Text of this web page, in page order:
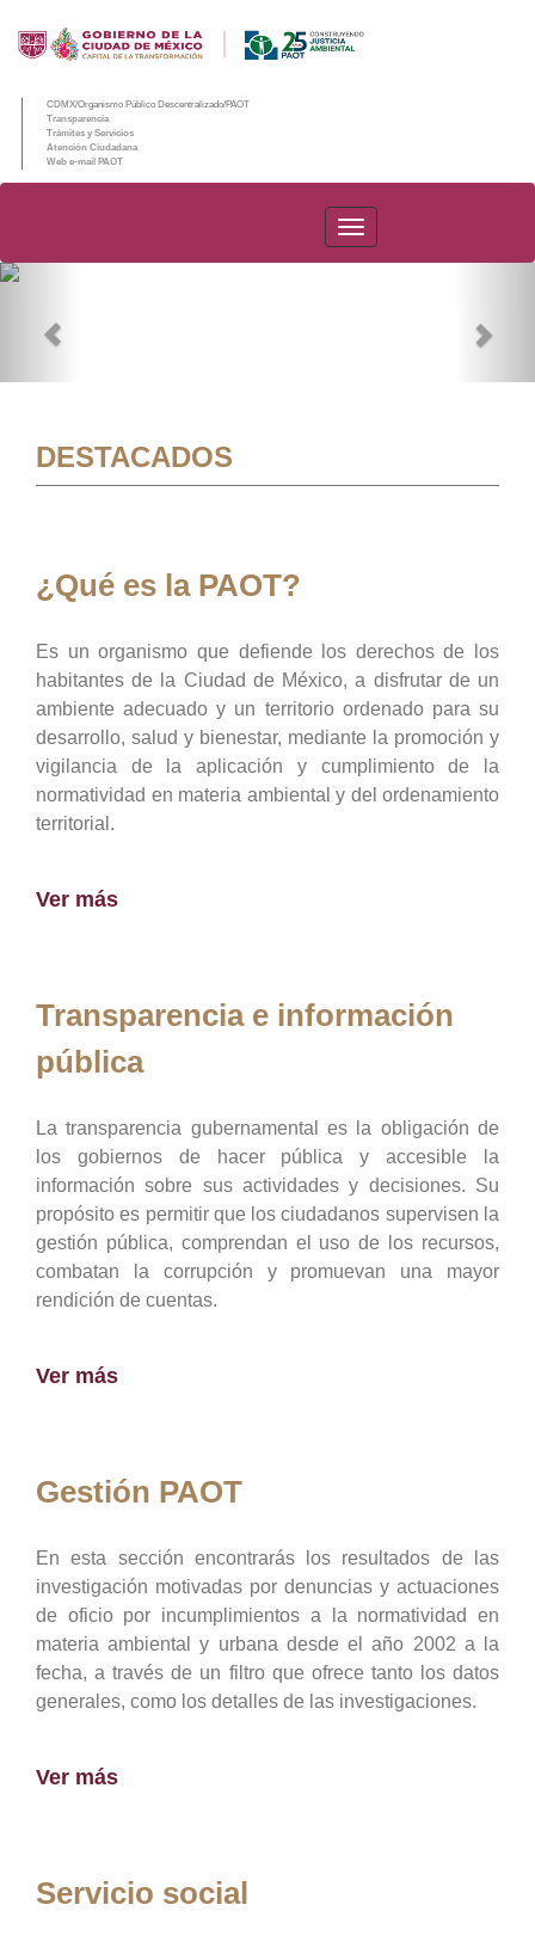
CDMX/Organismo Público Descentralizado/PAOT
Transparencia
Trámites y Servicios
Atención Ciudadana
Web e-mail PAOT
PAOT
DESTACADOS
¿Qué es la PAOT?
Es un organismo que defiende los derechos de los
habitantes de la Ciudad de México, a disfrutar de un
ambiente adecuado y un territorio ordenado para su
desarrollo, salud y bienestar, mediante la promoción y
vigilancia de la aplicación y cumplimiento de la
normatividad en materia ambiental y del ordenamiento
territorial.
Ver más
Transparencia e información
pública
La transparencia gubernamental es la obligación de
los gobiernos de hacer pública y accesible la
información sobre sus actividades y decisiones. Su
propósito es permitir que los ciudadanos supervisen la
gestión pública, comprendan el uso de los recursos,
combatan la corrupción y promuevan una mayor
rendición de cuentas.
Ver más
Gestión PAOT
En esta sección encontrarás los resultados de las
investigación motivadas por denuncias y actuaciones
de oficio por incumplimientos a la normatividad en
materia ambiental y urbana desde el año 2002 a la
fecha, a través de un filtro que ofrece tanto los datos
generales, como los detalles de las investigaciones.
Ver más
Servicio social